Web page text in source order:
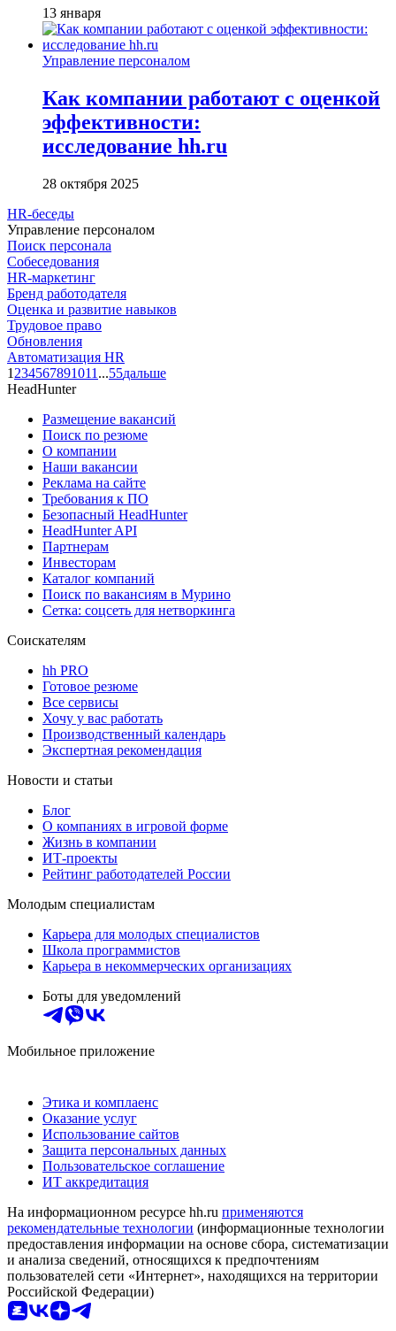
13 января
Управление персоналом
Как компании работают с оценкой
эффективности:
исследование hh.ru
28 октября 2025
HR-беседы
Управление персоналом
Поиск персонала
Собеседования
HR-маркетинг
Бренд работодателя
Оценка и развитие навыков
Трудовое право
Обновления
Автоматизация HR
1 234567891011 ...55дальше
HeadHunter
Размещение вакансий
Поиск по резюме
О компании
Наши вакансии
Реклама на сайте
Требования к ПО
Безопасный HeadHunter
HeadHunter API
Партнерам
Инвесторам
Каталог компаний
Поиск по вакансиям в Мурино
Сетка: соцсеть для нетворкинга
Соискателям
hh PRO
Готовое резюме
Все сервисы
Хочу у вас работать
Производственный календарь
Экспертная рекомендация
Новости и статьи
Блог
О компаниях в игровой форме
Жизнь в компании
ИТ-проекты
Рейтинг работодателей России
Молодым специалистам
Карьера для молодых специалистов
Школа программистов
Карьера в некоммерческих организациях
Боты для уведомлений
Мобильное приложение
Этика и комплаенс
Оказание услуг
Использование сайтов
Защита персональных данных
Пользовательское соглашение
ИТ аккредитация
На информационном ресурсе hh.ru применяются
рекомендательные технологии (информационные технологии
предоставления информации на основе сбора, систематизации
и анализа сведений, относящихся к предпочтениям
пользователей сети «Интернет», находящихся на территории
Российской Федерации)